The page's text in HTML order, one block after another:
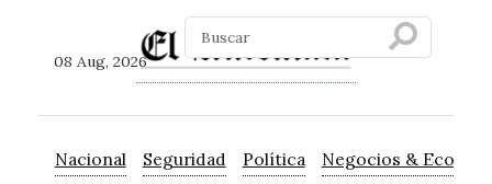
08 Aug, 2026
Nacional Seguridad Política Negocios &